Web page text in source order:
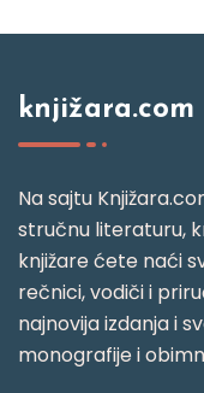
knjižara.com
Na sajtu
stručnu literaturu,
knjižare ćete naći
rečnici, vodiči i
najnovija izdanja i
monografije i